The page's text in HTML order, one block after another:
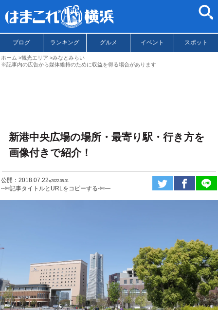
ブログ ランキング グルメ イベント スポット
ホーム 観光エリア
みなとみらい
※記事内の広告から媒体維持のために収益を得る場合があります
新港中央広場の場所・最寄り駅・行き方を
画像付きで紹介！
公開：2018.07.22ಇ2022.05.31
--✄記事タイトルとURLをコピーする-✄—